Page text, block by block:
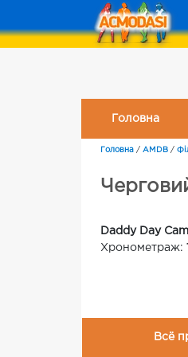
Головна
Головна / AMDB /
Daddy Day
Хронометраж:
Всё